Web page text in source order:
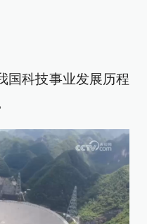
国科技事业发展历程